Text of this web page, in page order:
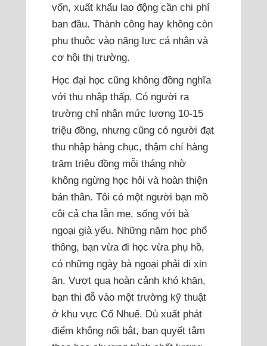
vốn, xuất khẩu lao động cần chi phí
ban đầu. Thành công hay không còn
phụ thuộc vào năng lực cá nhân và
cơ hội thị trường.
Học đại học cũng không đồng nghĩa
với thu nhập thấp. Có người ra
trường chỉ nhận mức lương 10-15
triệu đồng, nhưng cũng có người đạt
thu nhập hàng chục, thậm chí hàng
trăm triệu đồng mỗi tháng nhờ
không ngừng học hỏi và hoàn thiện
bản thân. Tôi có một người bạn mồ
côi cả cha lẫn mẹ, sống với bà
ngoại già yếu. Những năm học phổ
thông, bạn vừa đi học vừa phụ hồ,
có những ngày bà ngoại phải đi xin
ăn. Vượt qua hoàn cảnh khó khăn,
bạn thi đỗ vào một trường kỹ thuật
ở khu vực Cổ Nhuế. Dù xuất phát
điểm không nổi bật, bạn quyết tâm